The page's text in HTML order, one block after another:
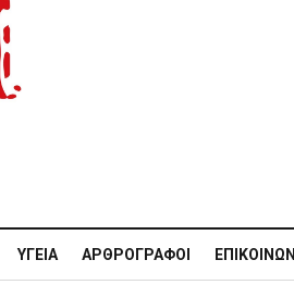
ΥΓΕΊΑ ΑΡΘΡΟΓΡΆΦΟΙ